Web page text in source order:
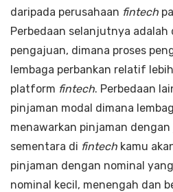
daripada perusahaan fintech
Perbedaan selanjutnya adalah
pengajuan, dimana proses
lembaga perbankan relatif
platform fintech. Perbedaan
pinjaman modal dimana
menawarkan pinjaman
sementara di fintech kamu
pinjaman dengan nominal
nominal kecil, menengah dan